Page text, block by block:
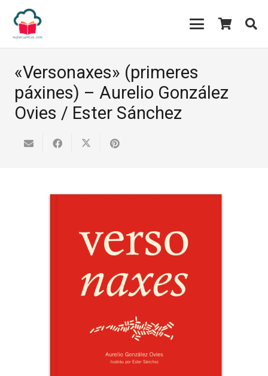
«Versonaxes» (primeres
páxines) – Aurelio González
Ovies / Ester Sánchez